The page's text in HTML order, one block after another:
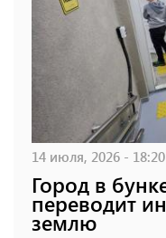
14 июля, 2026 - 18:20
Город в
переводит
землю